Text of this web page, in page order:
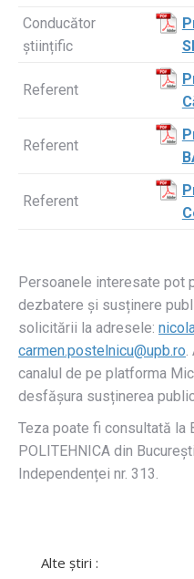
Conducător
științific
Referent
Referent
Referent
Persoanele interesate pot
dezbatere și susținere
solicitării la adresele:
carmen.postelnicu@upb.ro.
canalul de pe platforma
desfășura susținerea
Teza poate fi consultată la
POLITEHNICA din
Independenței nr. 313.
Alte știri :